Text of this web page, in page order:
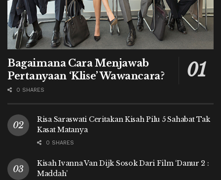
Bagaimana Cara Menjawab
Pertanyaan ‘Klise’ Wawancara?
0 SHARES
Risa Saraswati Ceritakan Kisah Pilu 5 Sahabat Tak
Kasat Matanya
0 SHARES
Kisah Ivanna Van Dijk Sosok Dari Film ‘Danur 2 :
Maddah’